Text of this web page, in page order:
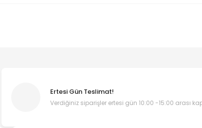
Ertesi Gün Teslimat!
Verdiğiniz siparişler ertesi gün 10:00 -15:00 arası